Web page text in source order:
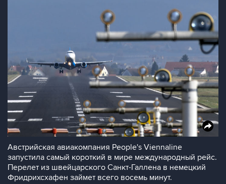
Австрийская авиакомпания People's Viennaline
запустила самый короткий в мире международный рейс.
Перелет из швейцарского Санкт-Галлена в немецкий
Фридрихсхафен займет всего восемь минут.